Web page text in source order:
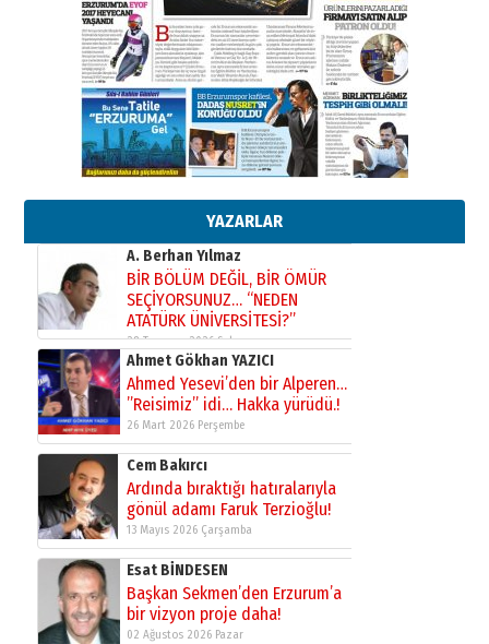
YAZARLAR
Kenan GÜLERCİ
Murat Şahsuvaroğlu ERKON’da
çıtayı yukarı taşırken,
yönetimdekiler aşağı
çekmemeli!
17 Şubat 2026 SalıOrhan BOZKURT
Bir fotoğraf, bir şehir, bir
gazeteci… Dizginler kimin
A. Berhan Yılmaz
BİR BÖLÜM DEĞİL, BİR ÖMÜR
SEÇİYORSUNUZ… “NEDEN
ATATÜRK ÜNİVERSİTESİ?”
28 Temmuz 2026 Salı
Ahmet Gökhan YAZICI
Ahmed Yesevi’den bir Alperen…
”Reisimiz” idi… Hakka yürüdü.!
26 Mart 2026 Perşembe
Cem Bakırcı
Ardında bıraktığı hatıralarıyla
gönül adamı Faruk Terzioğlu!
13 Mayıs 2026 Çarşamba
Esat BİNDESEN
Başkan Sekmen’den Erzurum’a
bir vizyon proje daha!
02 Ağustos 2026 Pazar